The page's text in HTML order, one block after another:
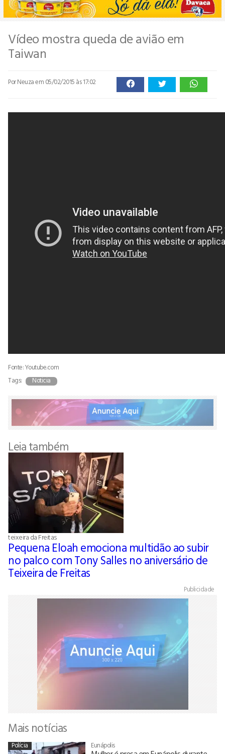
Vídeo mostra queda de avião em
Taiwan
Por Neuzaem 05/02/2015 às 17:02
Fonte: Youtube.com
Tags:
Noticia
Leia também
teixeira da Freitas
Pequena Eloah emociona multidão ao subir
no palco com Tony Salles no aniversário de
Teixeira de Freitas
Publicidade
Mais notícias
Polícia Eunápolis